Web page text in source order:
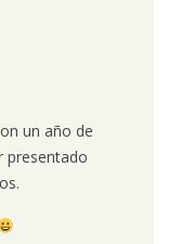
un año de
presentado